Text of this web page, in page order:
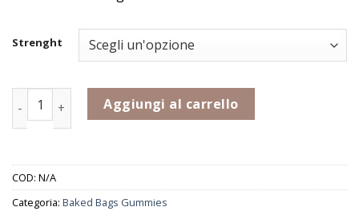
€32.99
Strenght
GUMMIES - BAJA BLAST quantità
Aggiungi al carrello
COD: N/A
Categoria: Baked Bags Gummies